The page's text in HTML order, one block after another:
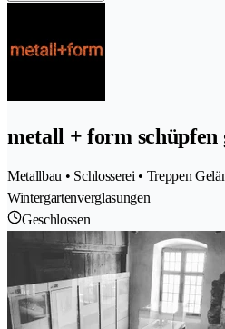
metall + form schüpfen
Metallbau • Schlosserei • Treppen
Wintergartenverglasungen
Geschlossen